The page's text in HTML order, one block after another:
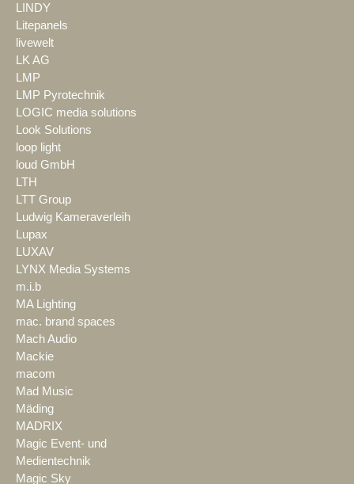
LINDY
Litepanels
livewelt
LK AG
LMP
LMP Pyrotechnik
LOGIC media solutions
Look Solutions
loop light
loud GmbH
LTH
LTT Group
Ludwig Kameraverleih
Lupax
LUXAV
LYNX Media Systems
m.i.b
MA Lighting
mac. brand spaces
Mach Audio
Mackie
macom
Mad Music
Mäding
MADRIX
Magic Event- und
Medientechnik
Magic Sky